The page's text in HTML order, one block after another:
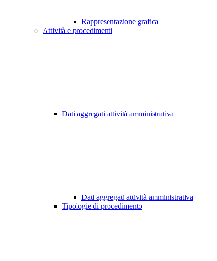
Rappresentazione grafica
Attività e procedimenti
Dati aggregati attività amministrativa
Dati aggregati attività amministrativa
Tipologie di procedimento